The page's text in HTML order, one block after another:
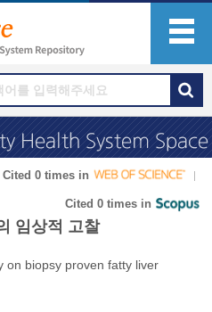
Cited 0 times in
Cited 0 times in
임상적 고찰
on biopsy proven fatty liver